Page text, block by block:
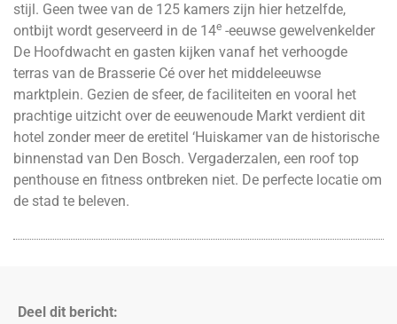
stijl. Geen twee van de 125 kamers zijn hier hetzelfde,
ontbijt wordt geserveerd in de 14e -eeuwse gewelvenkelder
De Hoofdwacht en gasten kijken vanaf het verhoogde
terras van de Brasserie Cé over het middeleeuwse
marktplein. Gezien de sfeer, de faciliteiten en vooral het
prachtige uitzicht over de eeuwenoude Markt verdient dit
hotel zonder meer de eretitel ‘Huiskamer van de historische
binnenstad van Den Bosch. Vergaderzalen, een roof top
penthouse en fitness ontbreken niet. De perfecte locatie om
de stad te beleven.
Deel dit bericht: